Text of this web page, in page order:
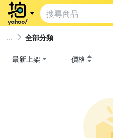
全部分類
最新上架 價格